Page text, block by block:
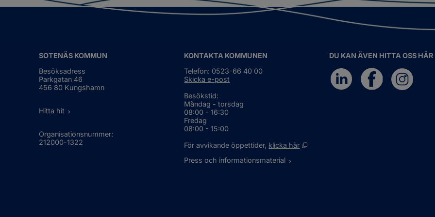
regionalt
samarbete
SOTENÄS KOMMUN
Besöksadress
Parkgatan 46
456 80 Kungshamn
Hitta hit
Organisationsnummer:
212000-1322
KONTAKTA KOMMUNEN
Telefon: 0523-66 40 00
Skicka e-post
Besökstid:
Måndag - torsdag
08:00 - 16:30
Fredag
08:00 - 15:00
För avvikande öppettider, klicka här
Öppnas i nytt fönster.
Press och informationsmaterial
DU KAN ÄVEN HITTA OSS HÄR